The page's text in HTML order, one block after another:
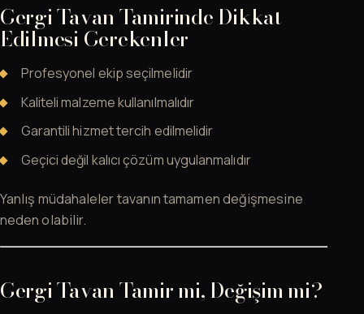
Gergi Tavan Tamirinde Dikkat
Edilmesi Gerekenler
Profesyonel ekip seçilmelidir
Kaliteli malzeme kullanılmalıdır
Garantili hizmet tercih edilmelidir
Geçici değil kalıcı çözüm uygulanmalıdır
Yanlış müdahaleler tavanın tamamen değişmesine
neden olabilir.
Gergi Tavan Tamir mi, Değişim mi?